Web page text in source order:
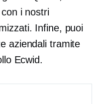
i nostri
Infine, puoi
aziendali tramite
Ecwid.